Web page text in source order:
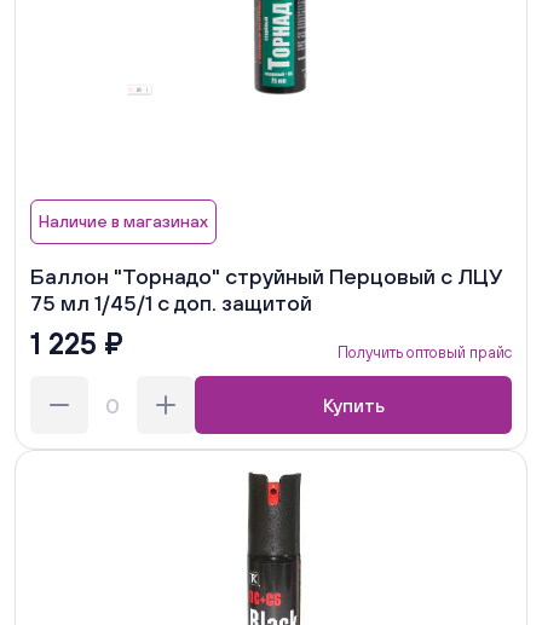
Наличие в магазинах
Баллон "Торнадо" струйный Перцовый с ЛЦУ
75 мл 1/45/1 с доп. защитой
1 225 ₽ Получить оптовый прайс
Купить